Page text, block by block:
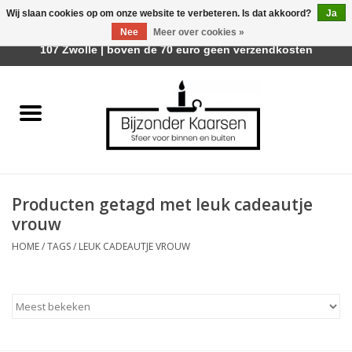
Räder Design Stories
Geurkaarsen
Tafelhaarden
Producten getagd met leuk cadeautje
vrouw
HOME/TAGS/ LEUK CADEAUTJE VROUW
Wij slaan cookies op om onze website te verbeteren. Is dat akkoord?
Ja
Nee
Meer over cookies »
Afhalen is mogelijk bij Trotz Woon & Cadeau | Belvederelaan
107 Zwolle | boven de 70 euro geen verzendkosten